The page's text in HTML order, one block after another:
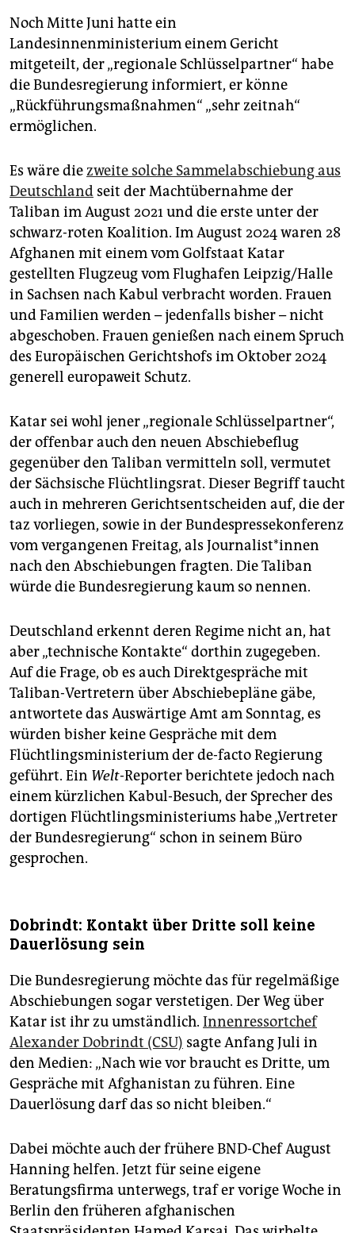
Noch Mitte Juni hatte ein
Landesinnenministerium einem Gericht
mitgeteilt, der „regionale Schlüsselpartner“ habe
die Bundesregierung informiert, er könne
„Rückführungsmaßnahmen“ „sehr zeitnah“
ermöglichen.
Es wäre diezweite solche Sammelabschiebung aus
Deutschland seit der Machtübernahme der
Taliban im August 2021 und die erste unter der
schwarz-roten Koalition. Im August 2024 waren 28
Afghanen mit einem vom Golfstaat Katar
gestellten Flugzeug vom Flughafen Leipzig/Halle
in Sachsen nach Kabul verbracht worden. Frauen
und Familien werden – jedenfalls bisher – nicht
abgeschoben. Frauen genießen nach einem Spruch
des Europäischen Gerichtshofs im Oktober 2024
generell europaweit Schutz.
Katar sei wohl jener „regionale Schlüsselpartner“,
der offenbar auch den neuen Abschiebeflug
gegenüber den Taliban vermitteln soll, vermutet
der Sächsische Flüchtlingsrat. Dieser Begriff taucht
auch in mehreren Gerichtsentscheiden auf, die der
taz vorliegen, sowie in der Bundespressekonferenz
vom vergangenen Freitag, als Jour­na­lis­t*in­nen
nach den Abschiebungen fragten. Die Taliban
würde die Bundesregierung kaum so nennen.
Deutschland erkennt deren Regime nicht an, hat
aber „technische Kontakte“ dorthin zugegeben.
Auf die Frage, ob es auch Direktgespräche mit
Taliban-Vertretern über Abschiebepläne gäbe,
antwortete das Auswärtige Amt am Sonntag, es
würden bisher keine Gespräche mit dem
Flüchtlingsministerium der de-facto Regierung
geführt. Ein Welt-Reporter berichtete jedoch nach
einem kürzlichen Kabul-Besuch, der Sprecher des
dortigen Flüchtlingsministeriums habe „Vertreter
der Bundesregierung“ schon in seinem Büro
gesprochen.
Dobrindt: Kontakt über Dritte soll keine
Dauerlösung sein
Die Bundesregierung möchte das für regelmäßige
Abschiebungen sogar verstetigen. Der Weg über
Katar ist ihr zu umständlich. Innenressortchef
Alexander Dobrindt (CSU) sagte Anfang Juli in
den Medien: „Nach wie vor braucht es Dritte, um
Gespräche mit Afghanistan zu führen. Eine
Dauerlösung darf das so nicht bleiben.“
Dabei möchte auch der frühere BND-Chef August
Hanning helfen. Jetzt für seine eigene
Beratungsfirma unterwegs, traf er vorige Woche in
Berlin den früheren afghanischen